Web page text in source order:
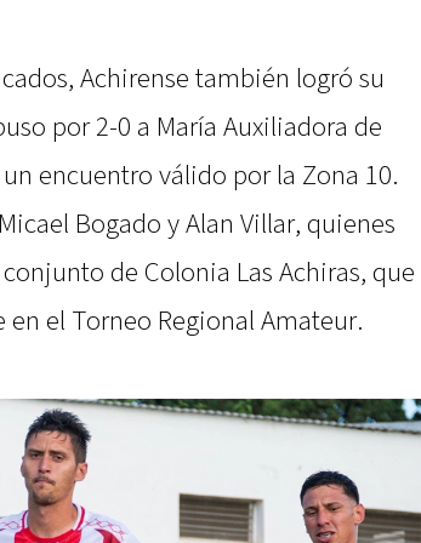
Achirense también logró su
por 2-0 a María Auxiliadora de
encuentro válido por la Zona 10.
Bogado y Alan Villar, quienes
de Colonia Las Achiras, que
el Torneo Regional Amateur.